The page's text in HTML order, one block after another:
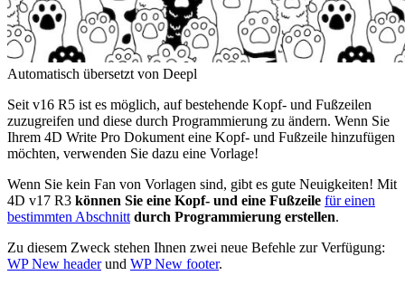
Automatisch übersetzt von Deepl
Seit v16 R5 ist es möglich, auf bestehende Kopf- und Fußzeilen
zuzugreifen und diese durch Programmierung zu ändern. Wenn Sie
Ihrem 4D Write Pro Dokument eine Kopf- und Fußzeile hinzufügen
möchten, verwenden Sie dazu eine Vorlage!
Wenn Sie kein Fan von Vorlagen sind, gibt es gute Neuigkeiten! Mit
4D v17 R3 können Sie eine Kopf- und eine Fußzeile für einen
bestimmten Abschnitt durch Programmierung erstellen.
Zu diesem Zweck stehen Ihnen zwei neue Befehle zur Verfügung:
WP New headerund WP New footer.